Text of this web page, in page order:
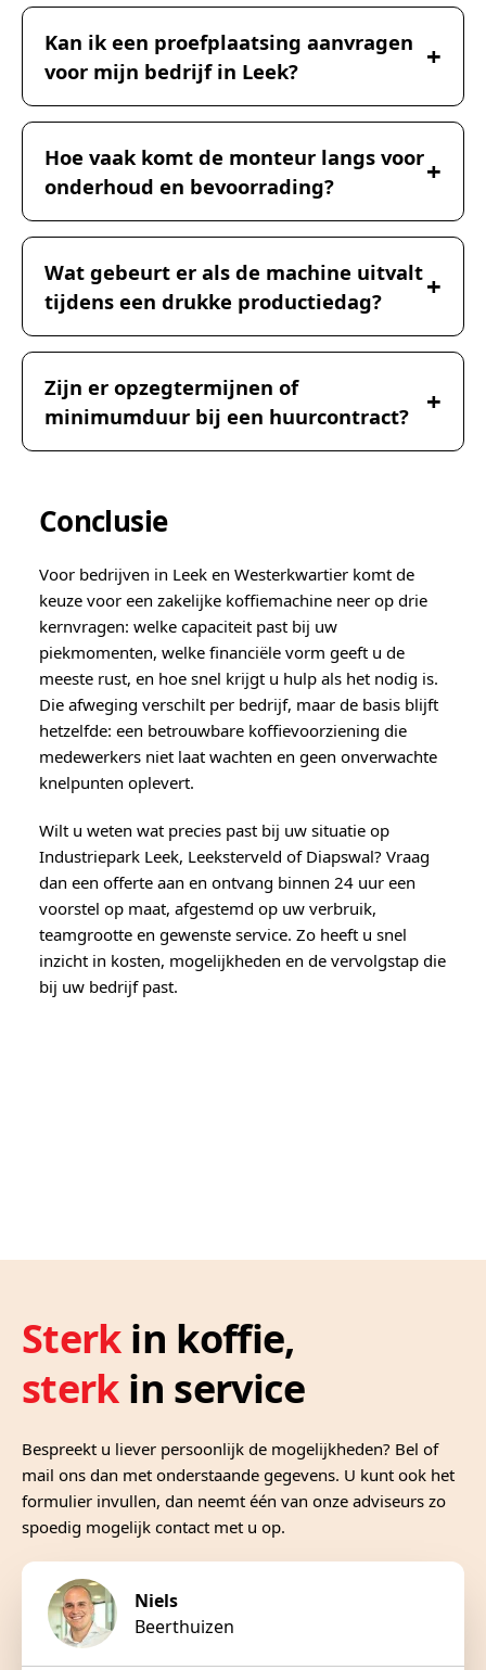
Kan ik een proefplaatsing aanvragen
voor mijn bedrijf in Leek?
Hoe vaak komt de monteur langs voor
onderhoud en bevoorrading?
Wat gebeurt er als de machine uitvalt
tijdens een drukke productiedag?
Zijn er opzegtermijnen of
minimumduur bij een huurcontract?
Conclusie
Voor bedrijven in Leek en Westerkwartier komt de
keuze voor een zakelijke koffiemachine neer op drie
kernvragen: welke capaciteit past bij uw
piekmomenten, welke financiële vorm geeft u de
meeste rust, en hoe snel krijgt u hulp als het nodig is.
Die afweging verschilt per bedrijf, maar de basis blijft
hetzelfde: een betrouwbare koffievoorziening die
medewerkers niet laat wachten en geen onverwachte
knelpunten oplevert.
Wilt u weten wat precies past bij uw situatie op
Industriepark Leek, Leeksterveld of Diapswal? Vraag
dan een offerte aan en ontvang binnen 24 uur een
voorstel op maat, afgestemd op uw verbruik,
teamgrootte en gewenste service. Zo heeft u snel
inzicht in kosten, mogelijkheden en de vervolgstap die
bij uw bedrijf past.
Sterkin koffie,
sterkin service
Bespreekt u liever persoonlijk de mogelijkheden? Bel of
mail ons dan met onderstaande gegevens. U kunt ook het
formulier invullen, dan neemt één van onze adviseurs zo
spoedig mogelijk contact met u op.
Niels
Beerthuizen